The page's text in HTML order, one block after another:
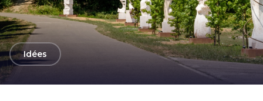
arrow_backIdées